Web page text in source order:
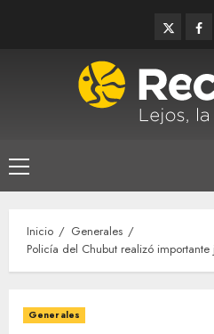
Twitter
Menú
principal
Inicio
Generales
Policía del Chubut realizó
Generales